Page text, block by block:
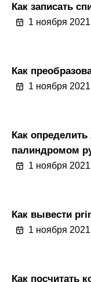
Как записать
1 ноября 2021
Как
1 ноября 2021
Как
палиндромом
1 ноября 2021
Как вывести
1 ноября 2021
Как посчитать